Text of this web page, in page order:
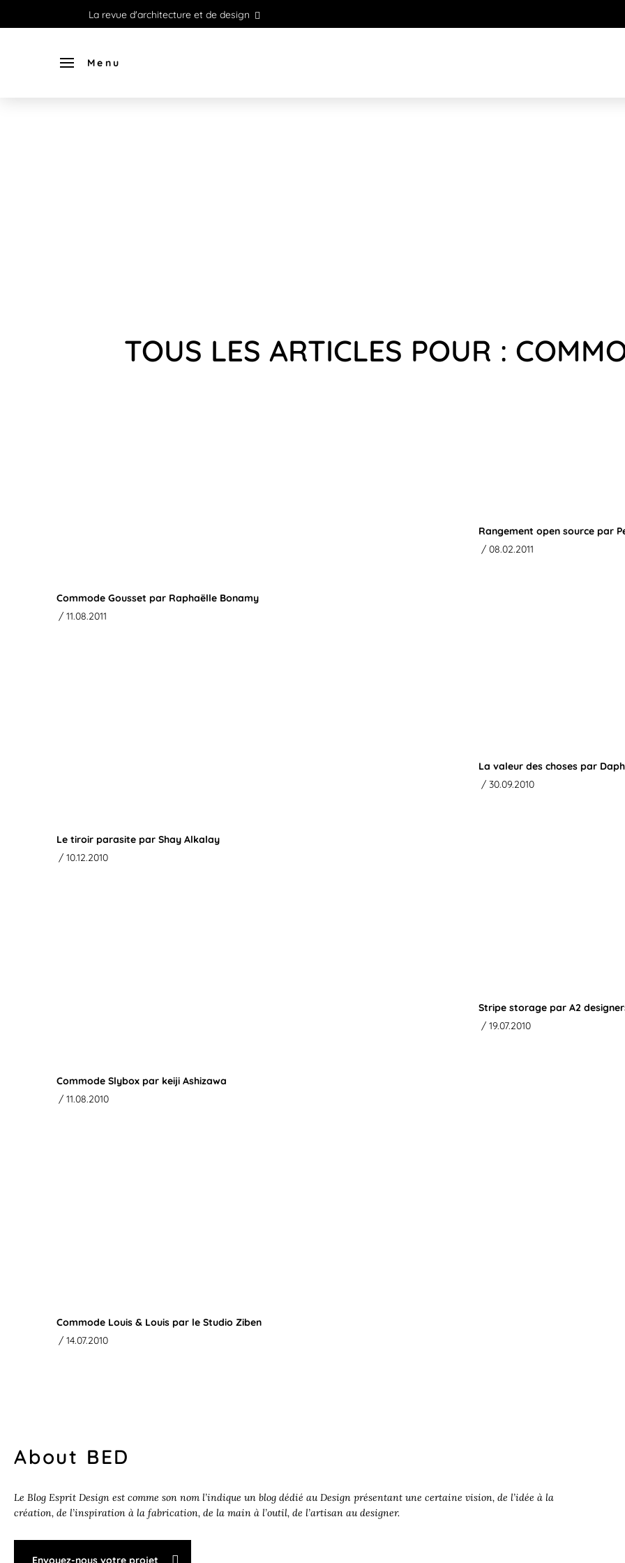
La revue d'architecture et de design
Menu
TOUS LES ARTICLES POUR :
Commode Gousset par Raphaëlle Bonamy
/ 11.08.2011
Rangement open source par
/ 08.02.2011
Le tiroir parasite par Shay Alkalay
/ 10.12.2010
La valeur des choses par
/ 30.09.2010
Commode Slybox par keiji Ashizawa
/ 11.08.2010
Stripe storage par A2
/ 19.07.2010
Commode Louis & Louis par le Studio Ziben
/ 14.07.2010
About BED
Le Blog Esprit Design est comme son nom l’indique un blog dédié au Design présentant une certaine vision, de l’idée à la
création, de l’inspiration à la fabrication, de la main à l’outil, de l’artisan au designer.